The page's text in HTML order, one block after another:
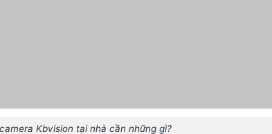
Kbvision tại nhà cần những gì?